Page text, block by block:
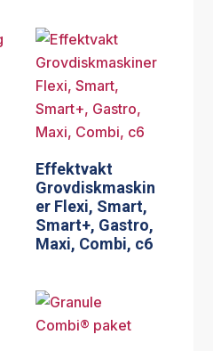
Effektvakt
Grovdiskmaskin
er Flexi, Smart,
Smart+, Gastro,
Maxi, Combi, c6